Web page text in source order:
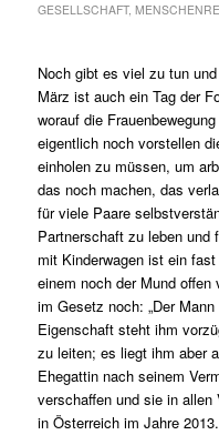
GESELLSCHAFT,
Noch gibt es viel zu tun
März ist auch ein Tag der
worauf die
eigentlich noch vorstellen
einholen zu müssen, um
das noch machen, das
für viele Paare
Partnerschaft zu leben und
mit Kinderwagen ist ein
einem noch der Mund
im Gesetz noch: „Der
Eigenschaft steht ihm
zu leiten; es liegt ihm aber
Ehegattin nach seinem
verschaffen und sie in allen
in Österreich im Jahre 2013.